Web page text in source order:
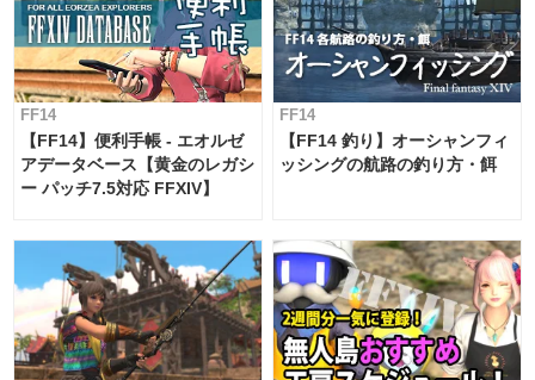
FF14
【FF14】便利手帳 - エオルゼ
アデータベース【黄金のレガシ
ー パッチ7.5対応 FFXIV】
FF14
【FF14 釣り】オーシャンフィ
ッシングの航路の釣り方・餌